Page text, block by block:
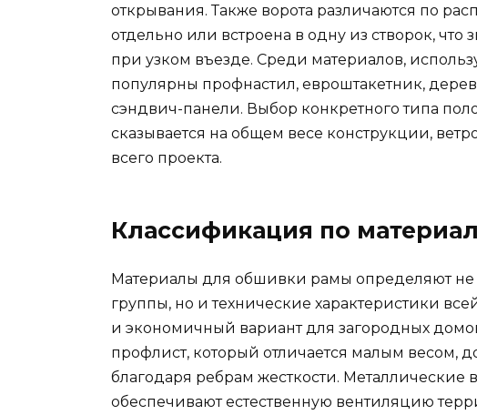
открывания. Также ворота различаются по
отдельно или встроена в одну из створок, что
при узком въезде. Среди материалов,
популярны профнастил, евроштакетник,
сэндвич-панели. Выбор конкретного типа
сказывается на общем весе конструкции,
всего проекта.
Классификация по
Материалы для обшивки рамы определяют
группы, но и технические характеристики
и экономичный вариант для загородных
профлист, который отличается малым весом,
благодаря ребрам жесткости. Металлические
обеспечивают естественную вентиляцию